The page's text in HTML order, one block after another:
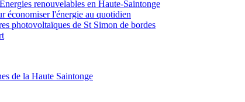
renouvelables en Haute-Saintonge
économiser l'énergie au quotidien
photovoltaïques de St Simon de bordes
de la Haute Saintonge